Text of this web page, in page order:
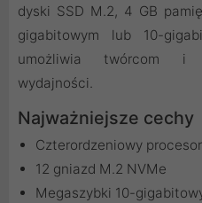
dyski SSD M.2, 4 GB
gigabitowym lub 10-
umożliwia twórcom i
wydajności.
Najważniejsze cechy
Czterordzeniowy
12 gniazd M.2 NVMe
Megaszybki 10-